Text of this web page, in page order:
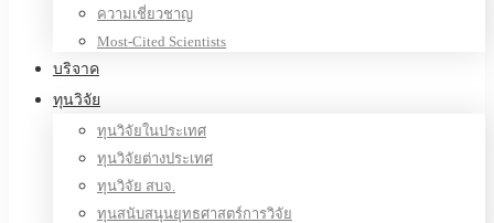
ความเชี่ยวชาญ
Most-Cited Scientists
บริจาค
ทุนวิจัย
ทุนวิจัยในประเทศ
ทุนวิจัยต่างประเทศ
ทุนวิจัย สบจ.
ทุนสนับสนุนยุทธศาสตร์การวิจัย